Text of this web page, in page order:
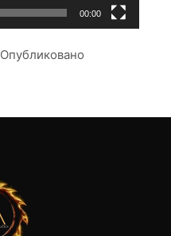
00:00
Опубликовано